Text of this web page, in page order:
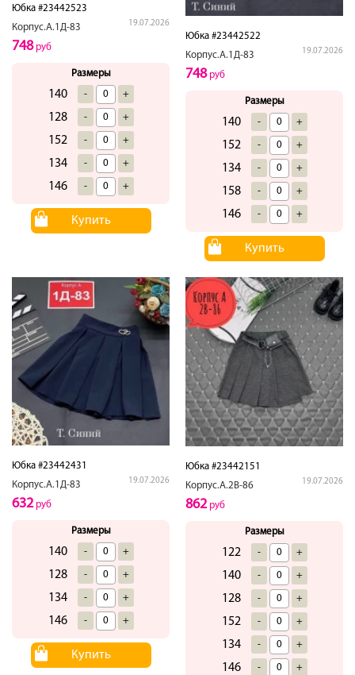
Юбка #23442523
Корпус.А.1Д-83
19.07.2026
748руб
Размеры
140 - +
128 - +
152 - +
134 - +
146 - +
Купить
Юбка #23442522
Корпус.А.1Д-83
19.07.2026
748руб
Размеры
140 - +
152 - +
134 - +
158 - +
146 - +
Купить
Юбка #23442431
Корпус.А.1Д-83
19.07.2026
632руб
Размеры
140 - +
128 - +
134 - +
146 - +
Купить
Юбка #23442151
Корпус.А.2В-86
19.07.2026
862руб
Размеры
122 - +
140 - +
128 - +
152 - +
134 - +
146 - +